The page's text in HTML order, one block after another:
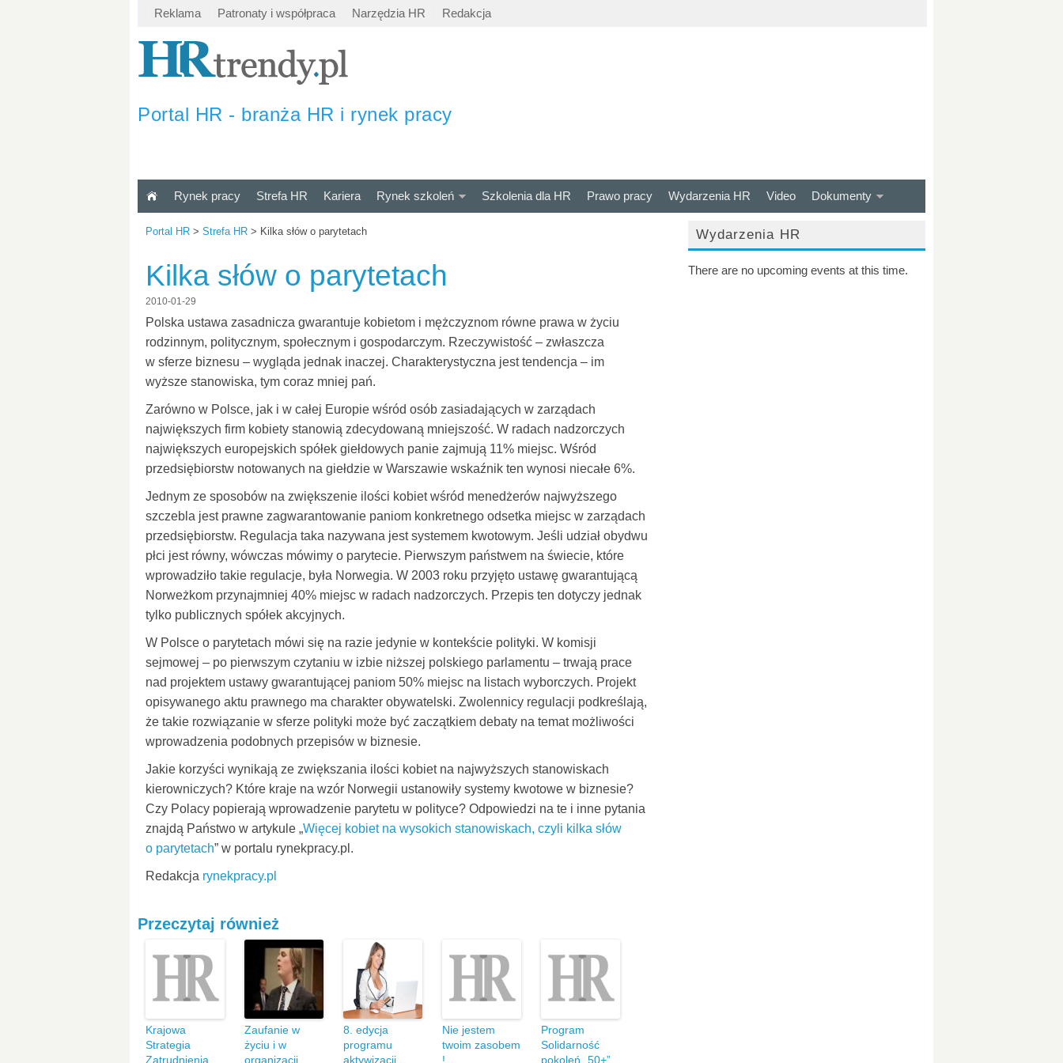
Reklama Patronaty i współpraca Narzędzia HR Redakcja
Portal HR - branża HR i rynek pracy
Rynek pracy Strefa HR Kariera Rynek szkoleń Szkolenia dla HR Prawo pracy Wydarzenia HR Video Dokumenty
Portal HR > Strefa HR > Kilka słów o parytetach
Kilka słów o parytetach
2010-01-29
Polska ustawa zasadnicza gwarantuje kobietom i mężczyznom równe prawa w życiu
rodzinnym, politycznym, społecznym i gospodarczym. Rzeczywistość – zwłaszcza
w sferze biznesu – wygląda jednak inaczej. Charakterystyczna jest tendencja – im
wyższe stanowiska, tym coraz mniej pań.
Zarówno w Polsce, jak i w całej Europie wśród osób zasiadających w zarządach
największych firm kobiety stanowią zdecydowaną mniejszość. W radach nadzorczych
największych europejskich spółek giełdowych panie zajmują 11% miejsc. Wśród
przedsiębiorstw notowanych na giełdzie w Warszawie wskaźnik ten wynosi niecałe 6%.
Jednym ze sposobów na zwiększenie ilości kobiet wśród menedżerów najwyższego
szczebla jest prawne zagwarantowanie paniom konkretnego odsetka miejsc w zarządach
przedsiębiorstw. Regulacja taka nazywana jest systemem kwotowym. Jeśli udział obydwu
płci jest równy, wówczas mówimy o parytecie. Pierwszym państwem na świecie, które
wprowadziło takie regulacje, była Norwegia. W 2003 roku przyjęto ustawę gwarantującą
Norweżkom przynajmniej 40% miejsc w radach nadzorczych. Przepis ten dotyczy jednak
tylko publicznych spółek akcyjnych.
W Polsce o parytetach mówi się na razie jedynie w kontekście polityki. W komisji
sejmowej – po pierwszym czytaniu w izbie niższej polskiego parlamentu – trwają prace
nad projektem ustawy gwarantującej paniom 50% miejsc na listach wyborczych. Projekt
opisywanego aktu prawnego ma charakter obywatelski. Zwolennicy regulacji podkreślają,
że takie rozwiązanie w sferze polityki może być zaczątkiem debaty na temat możliwości
wprowadzenia podobnych przepisów w biznesie.
Jakie korzyści wynikają ze zwiększania ilości kobiet na najwyższych stanowiskach
kierowniczych? Które kraje na wzór Norwegii ustanowiły systemy kwotowe w biznesie?
Czy Polacy popierają wprowadzenie parytetu w polityce? Odpowiedzi na te i inne pytania
znajdą Państwo w artykule „Więcej kobiet na wysokich stanowiskach, czyli kilka słów
o parytetach” w portalu rynekpracy.pl.
Redakcja rynekpracy.pl
Przeczytaj również
Krajowa
Strategia
Zatrudnienia
Zaufanie w
życiu i w
organizacji
8. edycja
programu
aktywizacji
Nie jestem
twoim zasobem
!
Program
Solidarność
pokoleń „50+”
Wydarzenia HR
There are no upcoming events at this time.